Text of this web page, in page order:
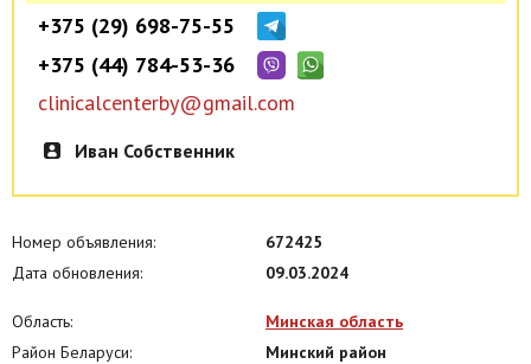
+375 (29) 698-75-55
+375 (44) 784-53-36
clinicalcenterby@gmail.com
Иван Собственник
Номер объявления:
672425
Дата обновления:
09.03.2024
Область:
Минская область
Район Беларуси:
Минский район